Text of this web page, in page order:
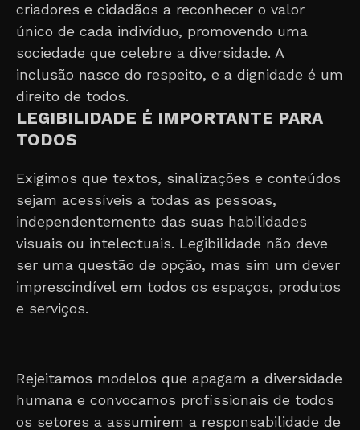
criadores e cidadãos a reconhecer o valor
único de cada indivíduo, promovendo uma
sociedade que celebre a diversidade. A
inclusão nasce do respeito, e a dignidade é um
direito de todos.
LEGIBILIDADE É IMPORTANTE PARA
TODOS
Exigimos que textos, sinalizações e conteúdos
sejam acessíveis a todas as pessoas,
independentemente das suas habilidades
visuais ou intelectuais. Legibilidade não deve
ser uma questão de opção, mas sim um dever
imprescindível em todos os espaços, produtos
e serviços.
Rejeitamos modelos que apagam a diversidade
humana e convocamos profissionais de todos
os setores a assumirem a responsabilidade de